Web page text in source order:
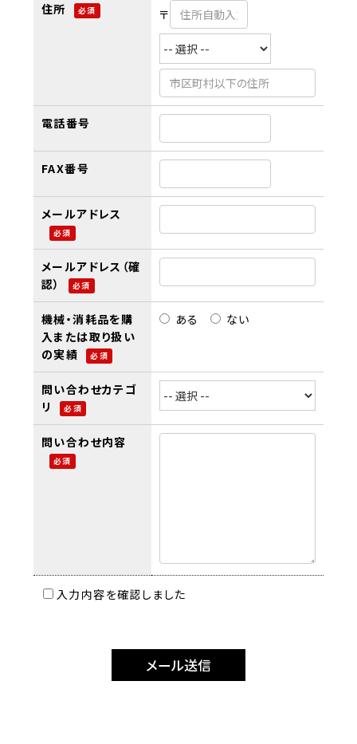
住所 必須 〒
電話番号
FAX番号
メールアドレス
必須
メールアドレス（確
認）
必須
機械・消耗品を購
入または取り扱い
の実績
必須
ある ない
問い合わせカテゴ
リ
必須
問い合わせ内容
必須
入力内容を確認しました